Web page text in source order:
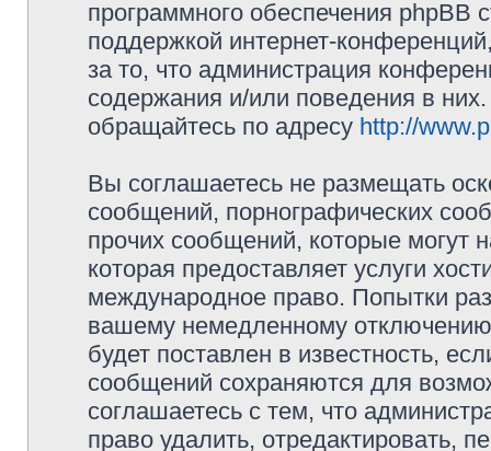
программного обеспечения phpBB
поддержкой интернет-
за то, что администрация
содержания и/или поведения в
обращайтесь по адресу http://
Вы соглашаетесь не размещать
сообщений, порнографических
прочих сообщений, которые могут
которая предоставляет услуги
международное право. Попытки
вашему немедленному
будет поставлен в известность,
сообщений сохраняются для
соглашаетесь с тем, что
право удалить, отредактировать,